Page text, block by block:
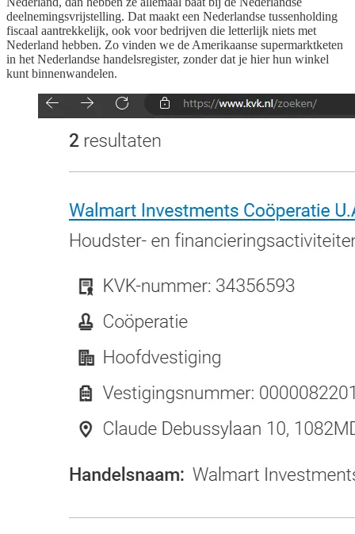
deelnemingsvrijstelling. Dat maakt een Nederlandse tussenholding
fiscaal aantrekkelijk, ook voor bedrijven die letterlijk niets met
Nederland hebben. Zo vinden we de Amerikaanse supermarktketen
in het Nederlandse handelsregister, zonder dat je hier hun winkel
kunt binnenwandelen.